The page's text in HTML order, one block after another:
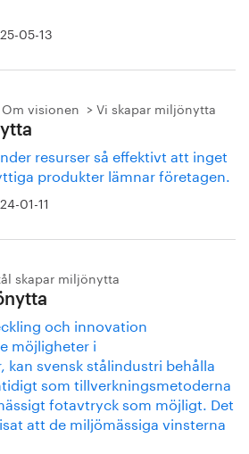
05-13
Om visionen Vi skapar miljönytta
resurser så effektivt att inget
produkter lämnar företagen.
01-11
skapar miljönytta
och innovation
möjligheter i
kan svensk stålindustri behålla
som tillverkningsmetoderna
fotavtryck som möjligt. Det
att de miljömässiga vinsterna